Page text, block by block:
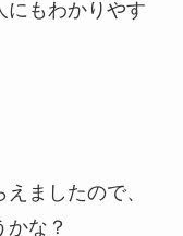
にもわかりやす
ましたので、
な？